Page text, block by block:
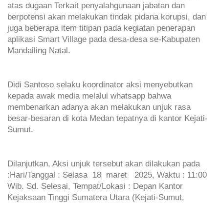
atas dugaan Terkait penyalahgunaan jabatan dan
berpotensi akan melakukan tindak pidana korupsi, dan
juga beberapa item titipan pada kegiatan penerapan
aplikasi Smart Village pada desa-desa se-Kabupaten
Mandailing Natal.
Didi Santoso selaku koordinator aksi menyebutkan
kepada awak media melalui whatsapp bahwa
membenarkan adanya akan melakukan unjuk rasa
besar-besaran di kota Medan tepatnya di kantor Kejati-
Sumut.
Dilanjutkan, Aksi unjuk tersebut akan dilakukan pada
:Hari/Tanggal : Selasa 18 maret 2025, Waktu : 11:00
Wib. Sd. Selesai, Tempat/Lokasi : Depan Kantor
Kejaksaan Tinggi Sumatera Utara (Kejati-Sumut,